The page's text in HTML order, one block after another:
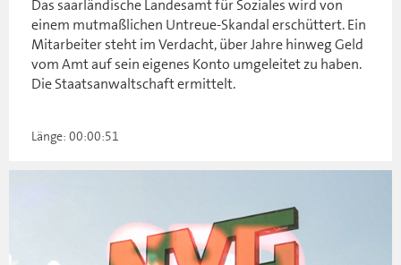
Das saarländische Landesamt für Soziales wird von
einem mutmaßlichen Untreue-Skandal erschüttert. Ein
Mitarbeiter steht im Verdacht, über Jahre hinweg Geld
vom Amt auf sein eigenes Konto umgeleitet zu haben.
Die Staatsanwaltschaft ermittelt.
Länge: 00:00:51